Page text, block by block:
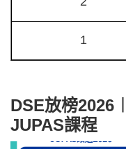
1
DSE放榜
JUPAS課程